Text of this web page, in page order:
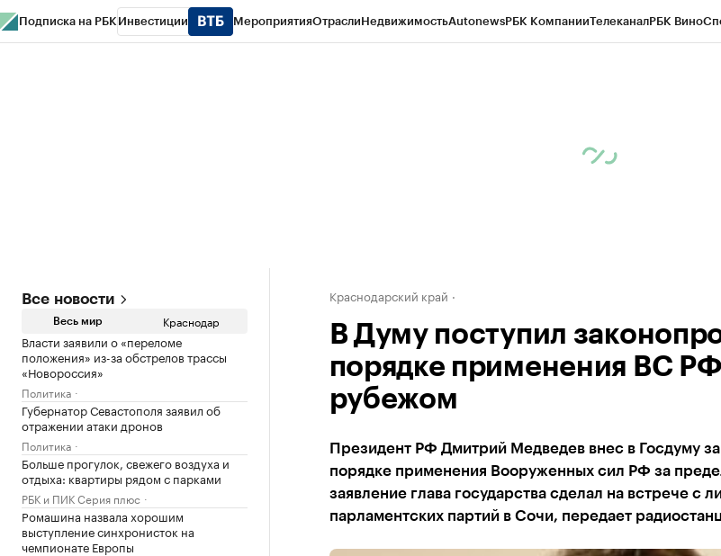
Подписка на РБК Инвестиции МероприятияОтраслиНедвижимостьAutonewsРБК КомпанииТелеканалРБК Вино
Все новости
Весь мир Краснодар
Власти заявили о «переломе
положения» из-за обстрелов трассы
«Новороссия»
Политика
Губернатор Севастополя заявил об
отражении атаки дронов
Политика
Больше прогулок, свежего воздуха и
отдыха: квартиры рядом с парками
РБК и ПИК Серия плюс
Ромашина назвала хорошим
выступление синхронисток на
чемпионате Европы
Краснодарский край
В Думу поступил
порядке применения ВС
рубежом
Президент РФ Дмитрий Медведев внес в Госдуму
порядке применения Вооруженных сил РФ за
заявление глава государства сделал на встрече с
парламентских партий в Сочи, передает